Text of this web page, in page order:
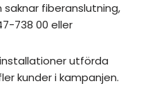
fiberanslutning,
738 00 eller
utförda
kunder i kampanjen.